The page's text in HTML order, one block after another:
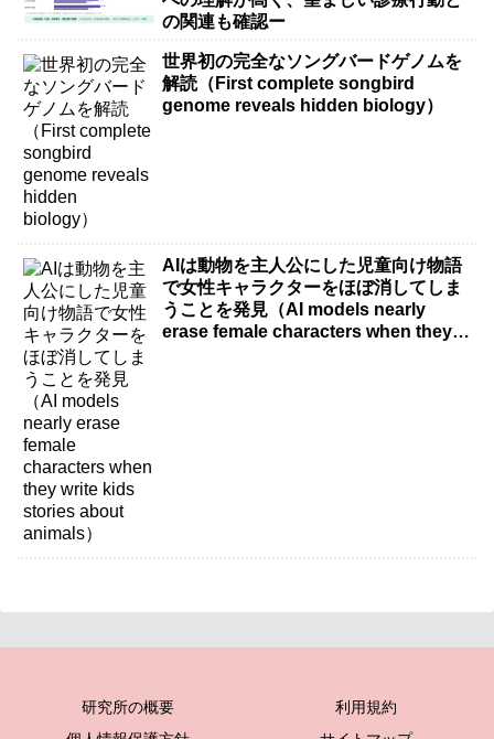
の関連も確認ー
世界初の完全なソングバードゲノムを
解読（First complete songbird
genome reveals hidden biology）
AIは動物を主人公にした児童向け物語
で女性キャラクターをほぼ消してしま
うことを発見（AI models nearly
erase female characters when they
研究所の概要
利用規約